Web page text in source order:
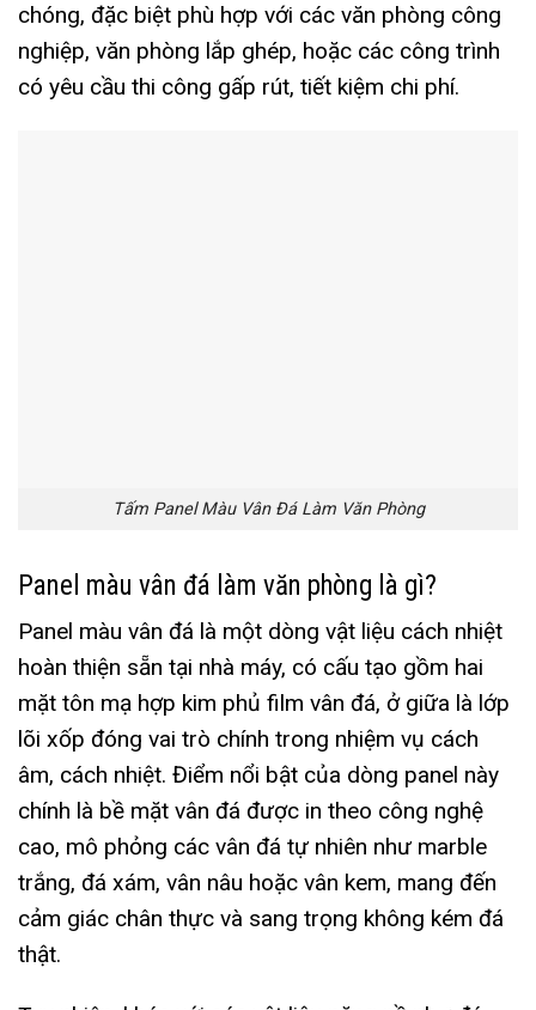
chóng, đặc biệt phù hợp với các văn phòng công
nghiệp, văn phòng lắp ghép, hoặc các công trình
có yêu cầu thi công gấp rút, tiết kiệm chi phí.
Tấm Panel Màu Vân Đá Làm Văn Phòng
Panel màu vân đá làm văn phòng là gì?
Panel màu vân đá là một dòng vật liệu cách nhiệt
hoàn thiện sẵn tại nhà máy, có cấu tạo gồm hai
mặt tôn mạ hợp kim phủ film vân đá, ở giữa là lớp
lõi xốp đóng vai trò chính trong nhiệm vụ cách
âm, cách nhiệt. Điểm nổi bật của dòng panel này
chính là bề mặt vân đá được in theo công nghệ
cao, mô phỏng các vân đá tự nhiên như marble
trắng, đá xám, vân nâu hoặc vân kem, mang đến
cảm giác chân thực và sang trọng không kém đá
thật.